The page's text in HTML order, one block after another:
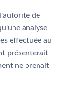
de
analyse
effectuée au
présenterait
ne prenait